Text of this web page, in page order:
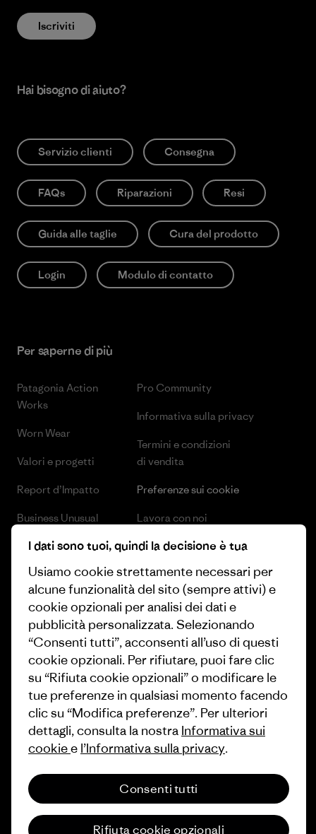
Iscriviti
Hai bisogno di aiuto?
Servizio clienti Consegna
FAQs Riparazioni Resi
Guida alle taglie Cura del prodotto
Login Modulo di contatto
Per saperne di più
Patagonia Action
Works
Worn Wear
Valori e progetti
Report d’Impatto
Business Unusual
Obiettivi climatici
1% For The Planet
Come finanziamo
Buoni regalo
Trova un negozio
Pro Community
Informativa sulla privacy
Termini e condizioni
di vendita
Preferenze sui cookie
Lavora con noi
Stampa e media
Industry program
Programma di affiliazione
Patagonia Svizzera Mappa del
sito
© 2026 Patagonia, Inc. All Rights Reserved.
I dati sono tuoi, quindi la decisione è tua
Usiamo cookie strettamente necessari per
alcune funzionalità del sito (sempre attivi) e
cookie opzionali per analisi dei dati e
pubblicità personalizzata. Selezionando
“Consenti tutti”, acconsenti all’uso di questi
cookie opzionali. Per rifiutare, puoi fare clic
su “Rifiuta cookie opzionali” o modificare le
tue preferenze in qualsiasi momento facendo
clic su “Modifica preferenze”. Per ulteriori
dettagli, consulta la nostra Informativa sui
cookiee l’Informativa sulla privacy.
Consenti tutti
Rifiuta cookie opzionali